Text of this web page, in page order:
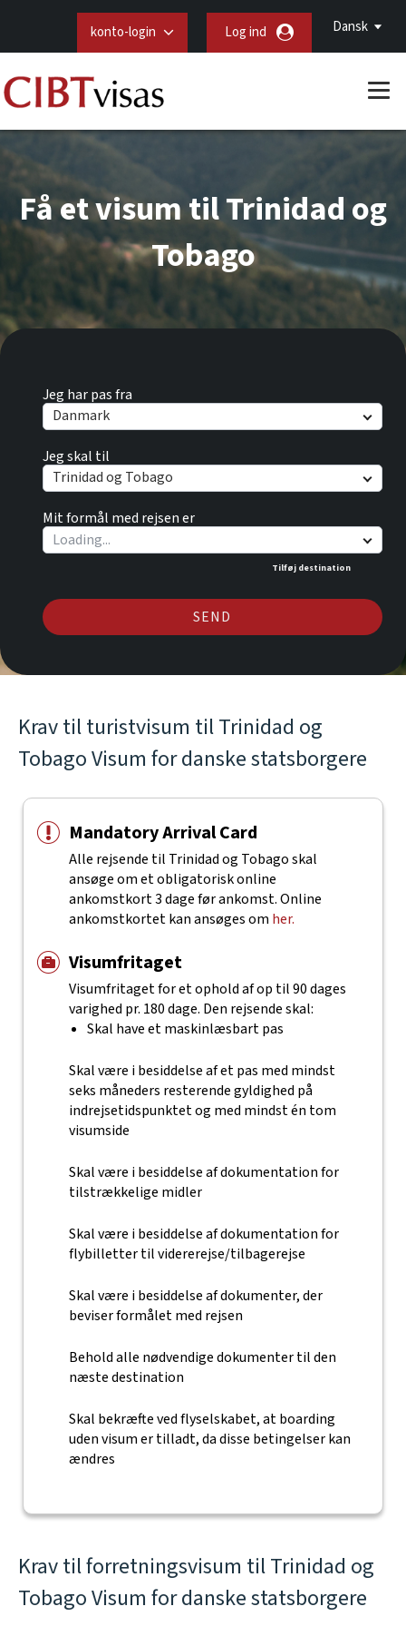
Dansk
konto-login Log ind
Jeg har pas fra
Danmark
Jeg skal til
Trinidad og Tobago
Mit formål med rejsen er
Tilføj destination
SEND
Få et visum til Trinidad og
Tobago
Krav til turistvisum til Trinidad og
Tobago Visum for danske statsborgere
Mandatory Arrival Card
Alle rejsende til Trinidad og Tobago skal
ansøge om et obligatorisk online
ankomstkort 3 dage før ankomst. Online
ankomstkortet kan ansøges om her.
Visumfritaget
Visumfritaget for et ophold af op til 90 dages
varighed pr. 180 dage. Den rejsende skal:
Skal have et maskinlæsbart pas
Skal være i besiddelse af et pas med mindst
seks måneders resterende gyldighed på
indrejsetidspunktet og med mindst én tom
visumside
Skal være i besiddelse af dokumentation for
tilstrækkelige midler
Skal være i besiddelse af dokumentation for
flybilletter til vidererejse/tilbagerejse
Skal være i besiddelse af dokumenter, der
beviser formålet med rejsen
Behold alle nødvendige dokumenter til den
næste destination
Skal bekræfte ved flyselskabet, at boarding
uden visum er tilladt, da disse betingelser kan
ændres
Krav til forretningsvisum til Trinidad og
Tobago Visum for danske statsborgere